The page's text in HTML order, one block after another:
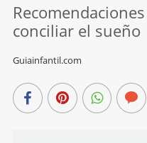
conciliar el sueño
Guiainfantil.com